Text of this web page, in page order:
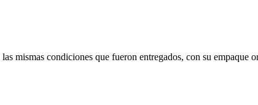
mismas condiciones que fueron entregados, con su empaque